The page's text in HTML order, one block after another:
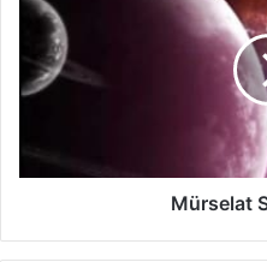
il
S
Mürselat